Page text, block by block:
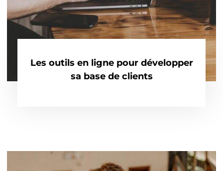
Les outils en ligne pour développer
sa base de clients